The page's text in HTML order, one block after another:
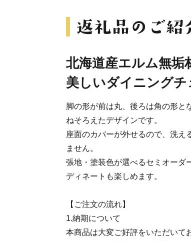
北海道産エルム無垢
美しいダイニングチ
脚の形が前は丸、後ろは角の形と
ねそろえたデザインです。
座面のカバーが外せるので、洗え
ません。
張地・塗装色が選べるセミオーダ
ディネートも楽しめます。
【ご注文の流れ】
1.納期について
本商品は大変ご好評をいただいて